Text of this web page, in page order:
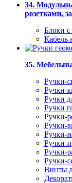
34.
розетками,
Блоки с
Кабель-
35.
Ручки-
Ручки-
Ручки
Ручки
Ручки-
Ручки-
Ручки-
Ручки-
Ручки-
Ручки-
Винты